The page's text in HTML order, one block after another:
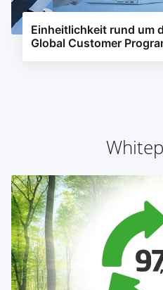
Einheitlichkeit rund um
Global Customer